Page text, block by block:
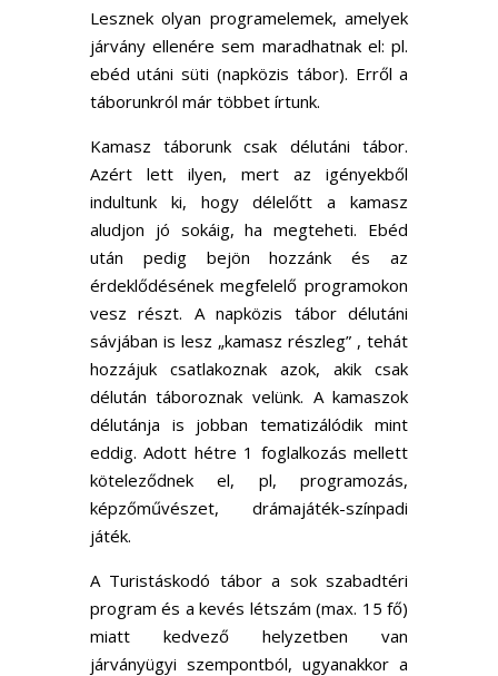
Lesznek olyan programelemek, amelyek
járvány ellenére sem maradhatnak el: pl.
ebéd utáni süti (napközis tábor). Erről a
táborunkról már többet írtunk.
Kamasz táborunk csak délutáni tábor.
Azért lett ilyen, mert az igényekből
indultunk ki, hogy délelőtt a kamasz
aludjon jó sokáig, ha megteheti. Ebéd
után pedig bejön hozzánk és az
érdeklődésének megfelelő programokon
vesz részt. A napközis tábor délutáni
sávjában is lesz „kamasz részleg” , tehát
hozzájuk csatlakoznak azok, akik csak
délután táboroznak velünk. A kamaszok
délutánja is jobban tematizálódik mint
eddig. Adott hétre 1 foglalkozás mellett
köteleződnek el, pl, programozás,
képzőművészet, drámajáték-színpadi
játék.
A Turistáskodó tábor a sok szabadtéri
program és a kevés létszám (max. 15 fő)
miatt kedvező helyzetben van
járványügyi szempontból, ugyanakkor a